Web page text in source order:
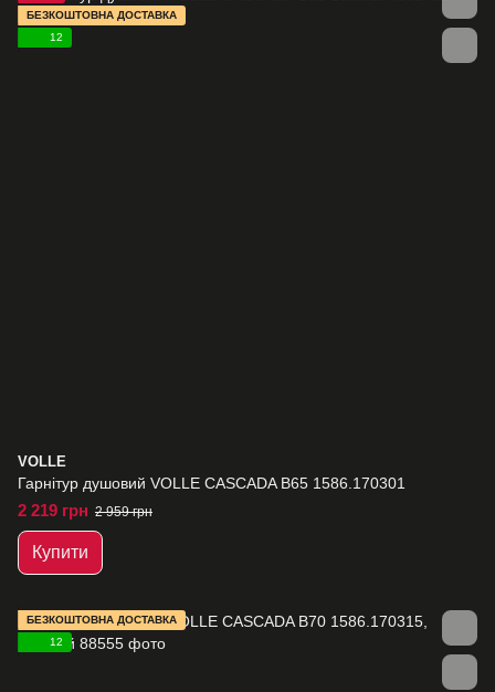
БЕЗКОШТОВНА ДОСТАВКА
12
VOLLE
Гарнітур душовий VOLLE CASCADA B65 1586.170301
2 219 грн 2 959 грн
Купити
БЕЗКОШТОВНА ДОСТАВКА
12